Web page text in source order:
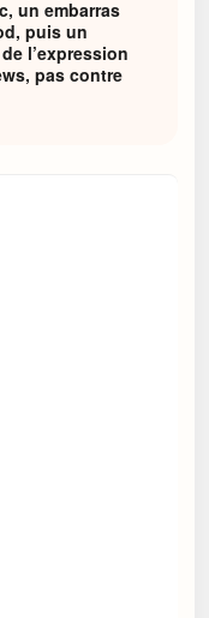
un embarras
puis un
l’expression
pas contre